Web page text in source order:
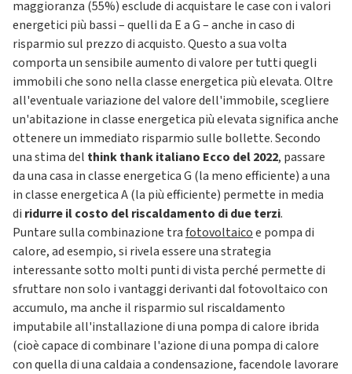
maggioranza (55%) esclude di acquistare le case con i valori
energetici più bassi – quelli da E a G – anche in caso di
risparmio sul prezzo di acquisto. Questo a sua volta
comporta un sensibile aumento di valore per tutti quegli
immobili che sono nella classe energetica più elevata. Oltre
all'eventuale variazione del valore dell'immobile, scegliere
un'abitazione in classe energetica più elevata significa anche
ottenere un immediato risparmio sulle bollette. Secondo
una stima del think thank italiano Ecco del 2022, passare
da una casa in classe energetica G (la meno efficiente) a una
in classe energetica A (la più efficiente) permette in media
di ridurre il costo del riscaldamento di due terzi.
Puntare sulla combinazione trafotovoltaicoe pompa di
calore, ad esempio, si rivela essere una strategia
interessante sotto molti punti di vista perché permette di
sfruttare non solo i vantaggi derivanti dal fotovoltaico con
accumulo, ma anche il risparmio sul riscaldamento
imputabile all'installazione di una pompa di calore ibrida
(cioè capace di combinare l'azione di una pompa di calore
con quella di una caldaia a condensazione, facendole lavorare